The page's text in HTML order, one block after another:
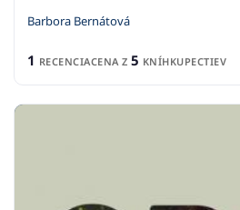
Barbora Bernátová
1 RECENCIACENA Z 5 KNÍHKUPECTIEV